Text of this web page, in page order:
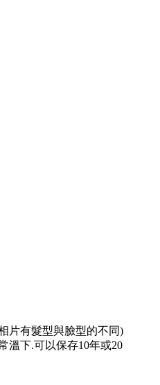
片有髮型與臉型的不同)
溫下.可以保存10年或20